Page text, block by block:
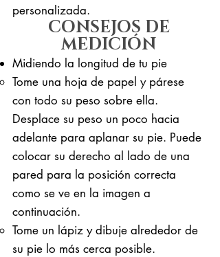
personalizada.
CONSEJOS DE
MEDICIÓN
Midiendo la longitud de tu pie
Tome una hoja de papel y párese
con todo su peso sobre ella. ​
Desplace su peso un poco hacia
adelante para aplanar su pie. Puede
colocar su derecho al lado de una
pared para la posición correcta
como se ve en la imagen a
continuación.
Tome un lápiz y dibuje alrededor de
su pie lo más cerca posible.